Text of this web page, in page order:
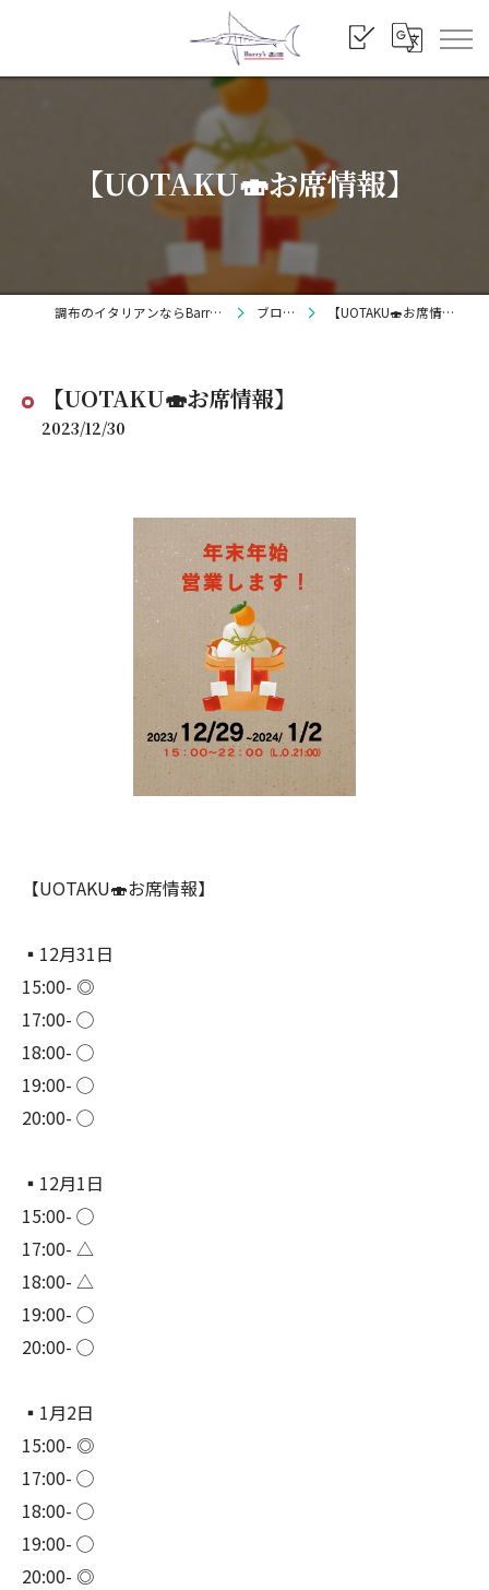
【UOTAKU🍣お席情報】
調布のイタリアンならBarry's ブログ 【UOTAKU🍣お席情報】
【UOTAKU🍣お席情報】
2023/12/30
【UOTAKU🍣お席情報】
▪︎12月31日
15:00- ◎
17:00- ◯
18:00- ◯
19:00- ◯
20:00- ◯
▪︎12月1日
15:00- ◯
17:00- △
18:00- △
19:00- ◯
20:00- ◯
▪︎1月2日
15:00- ◎
17:00- ◯
18:00- ◯
19:00- ◯
20:00- ◎